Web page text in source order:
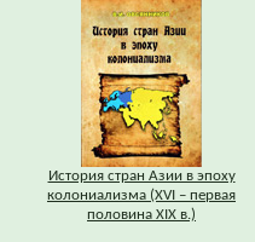
История стран Азии в эпоху
колониализма (XVI – первая
половина XIX в.)